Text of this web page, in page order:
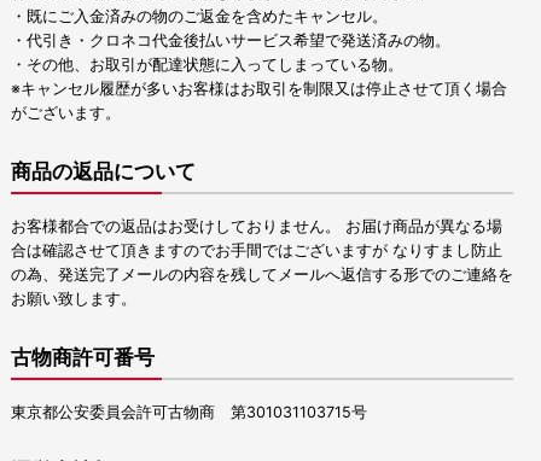
・既にご入金済みの物のご返金を含めたキャンセル。
・代引き・クロネコ代金後払いサービス希望で発送済みの物。
・その他、お取引が配達状態に入ってしまっている物。
※キャンセル履歴が多いお客様はお取引を制限又は停止させて頂く場合
がございます。
商品の返品について
お客様都合での返品はお受けしておりません。 お届け商品が異なる場
合は確認させて頂きますのでお手間ではございますが なりすまし防止
の為、発送完了メールの内容を残してメールへ返信する形でのご連絡を
お願い致します。
古物商許可番号
東京都公安委員会許可古物商 第301031103715号